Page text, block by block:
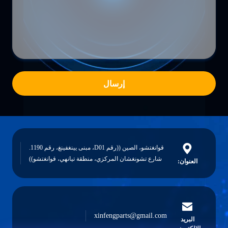
إرسال
العنوان:
قوانغتشو، الصين ((رقم D01، مبنى يينغفينغ، رقم 1190.
شارع تشونغشان المركزي، منطقة تيانهي، قوانغتشو))
البريد
xinfengparts@gmail.com